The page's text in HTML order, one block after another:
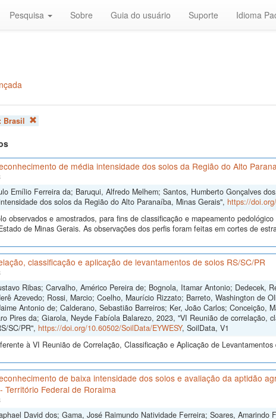
Pesquisa Sobre Guia do usuário Suporte Idioma
Brasil
de média intensidade dos solos da Região do Alto
Emílio Ferreira da; Baruqui, Alfredo Melhem; Santos, Humberto Gonçalves
dos solos da Região do Alto Paranaíba, Minas Gerais", https://
observados e amostrados, para fins de classificação e mapeamento
de Minas Gerais. As observações dos perfis foram feitas em cortes de
classificação e aplicação de levantamentos de solos RS/SC/PR
Ribas; Carvalho, Américo Pereira de; Bognola, Itamar Antonio; Dedecek,
Azevedo; Rossi, Marcio; Coelho, Maurício Rizzato; Barreto, Washington de
Antonio de; Calderano, Sebastião Barreiros; Ker, João Carlos; Conceição,
Pires da; Giarola, Neyde Fabíola Balarezo, 2023, "VI Reunião de correlação,
SC/PR", https://doi.org/10.60502/SoilData/EYWESY, SoilData, V1
à VI Reunião de Correlação, Classificação e Aplicação de
de baixa intensidade dos solos e avaliação da aptidão
Território Federal de Roraima
David dos; Gama, José Raimundo Natividade Ferreira; Soares, Amarindo